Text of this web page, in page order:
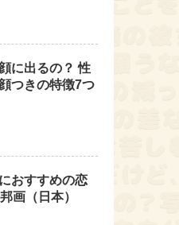
に出るの？ 性
つきの特徴7つ
おすすめの恋
画（日本）